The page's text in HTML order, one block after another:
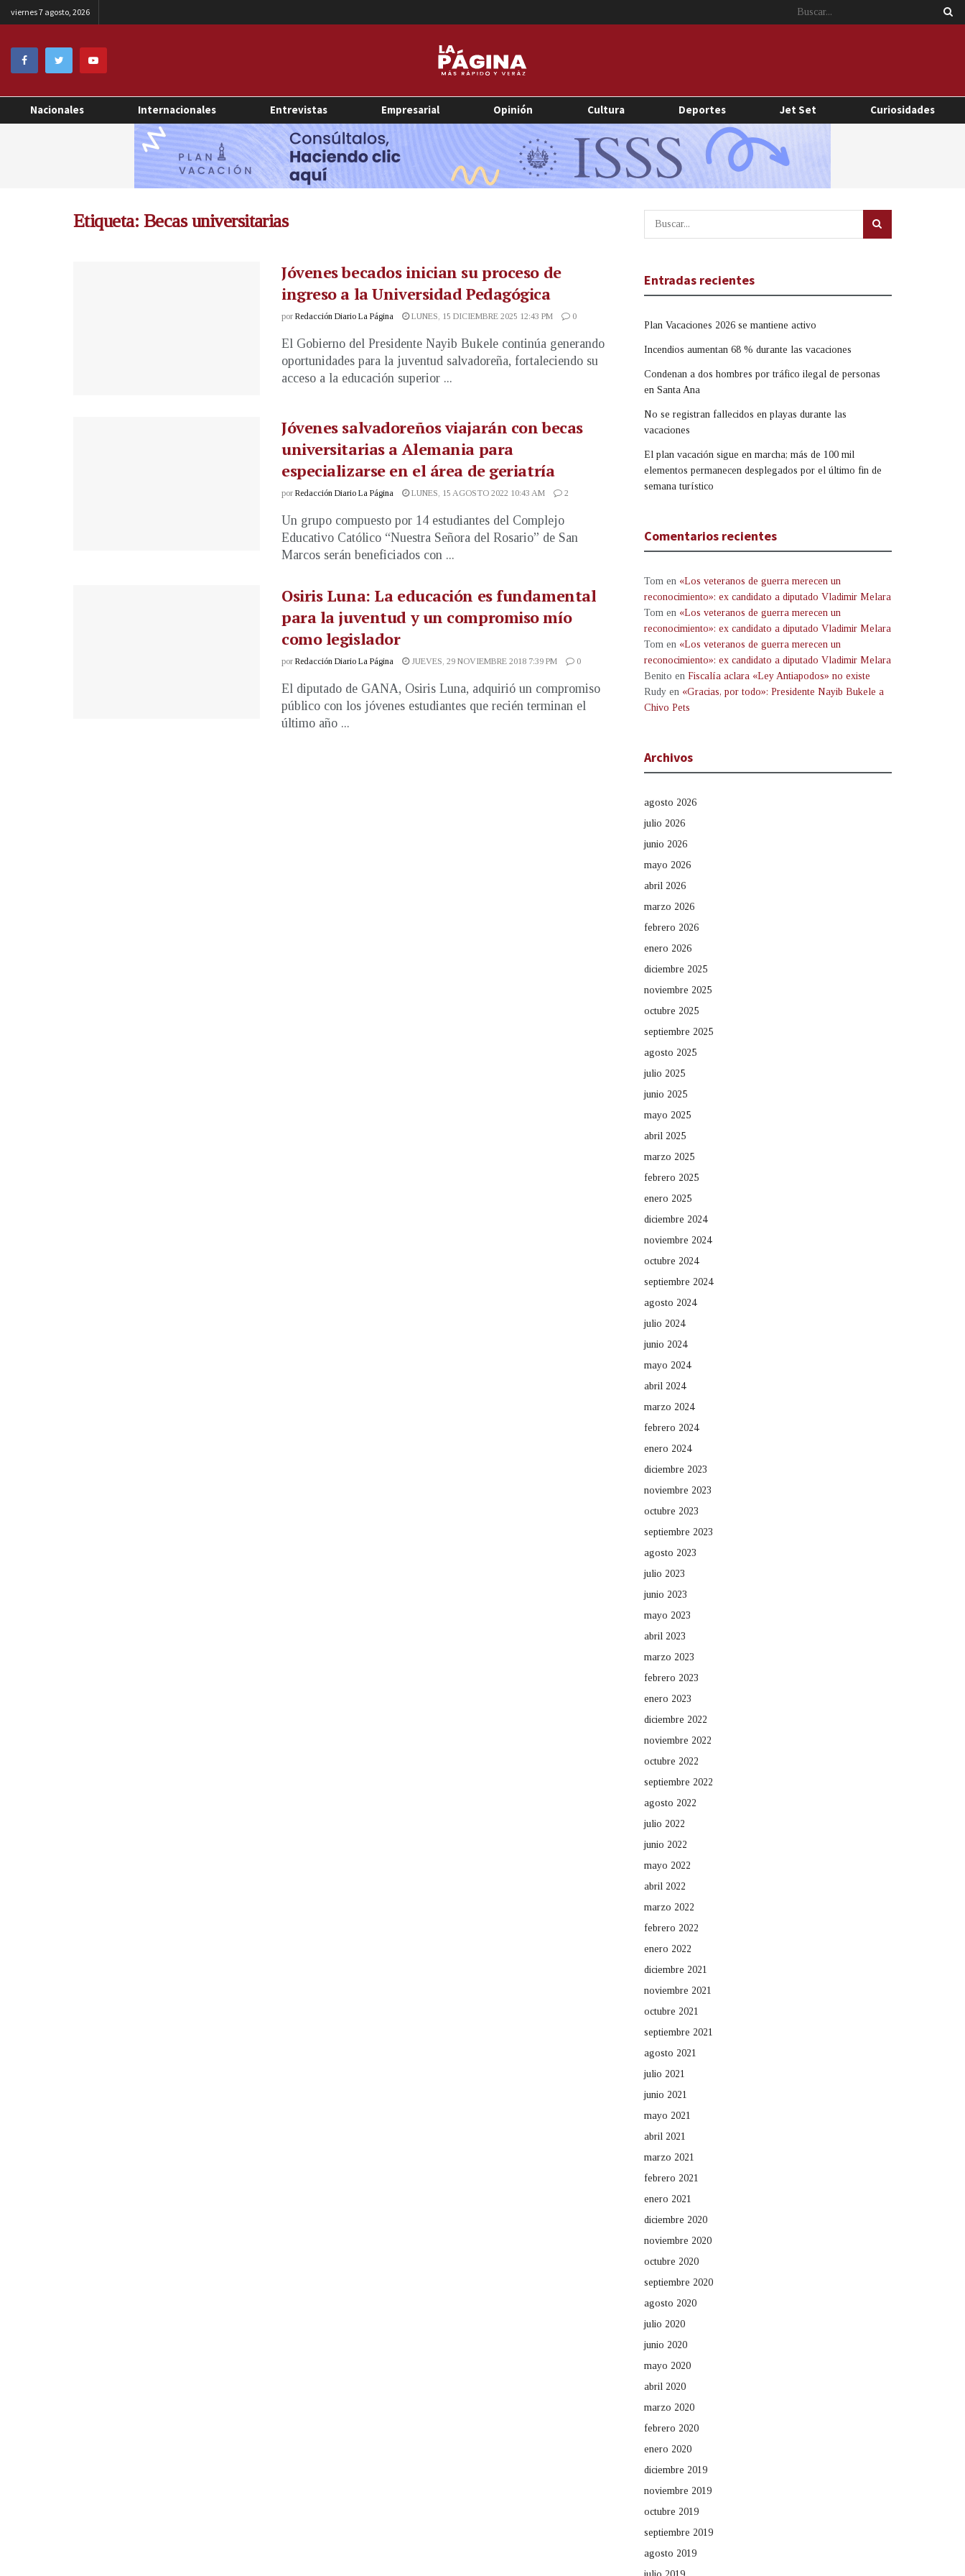
viernes 7 agosto, 2026
Nacionales Internacionales Entrevistas Empresarial Opinión Cultura Deportes Jet Set Curiosidades
Etiqueta: Becas universitarias
Jóvenes becados inician su proceso de
ingreso a la Universidad Pedagógica
por Redacción Diario La Página LUNES, 15 DICIEMBRE 2025 12:43 PM 0
El Gobierno del Presidente Nayib Bukele continúa generando
oportunidades para la juventud salvadoreña, fortaleciendo su
acceso a la educación superior ...
Jóvenes salvadoreños viajarán con becas
universitarias a Alemania para
especializarse en el área de geriatría
por Redacción Diario La Página LUNES, 15 AGOSTO 2022 10:43 AM 2
Un grupo compuesto por 14 estudiantes del Complejo
Educativo Católico “Nuestra Señora del Rosario” de San
Marcos serán beneficiados con ...
Osiris Luna: La educación es fundamental
para la juventud y un compromiso mío
como legislador
por Redacción Diario La Página JUEVES, 29 NOVIEMBRE 2018 7:39 PM 0
El diputado de GANA, Osiris Luna, adquirió un compromiso
público con los jóvenes estudiantes que recién terminan el
último año ...
Entradas recientes
Plan Vacaciones 2026 se mantiene activo
Incendios aumentan 68 % durante las vacaciones
Condenan a dos hombres por tráfico ilegal de personas
en Santa Ana
No se registran fallecidos en playas durante las
vacaciones
El plan vacación sigue en marcha; más de 100 mil
elementos permanecen desplegados por el último fin de
semana turístico
Comentarios recientes
Tom en «Los veteranos de guerra merecen un
reconocimiento»: ex candidato a diputado Vladimir Melara
Tom en «Los veteranos de guerra merecen un
reconocimiento»: ex candidato a diputado Vladimir Melara
Tom en «Los veteranos de guerra merecen un
reconocimiento»: ex candidato a diputado Vladimir Melara
Benito en Fiscalía aclara «Ley Antiapodos» no existe
Rudy en «Gracias, por todo»: Presidente Nayib Bukele a
Chivo Pets
Archivos
agosto 2026
julio 2026
junio 2026
mayo 2026
abril 2026
marzo 2026
febrero 2026
enero 2026
diciembre 2025
noviembre 2025
octubre 2025
septiembre 2025
agosto 2025
julio 2025
junio 2025
mayo 2025
abril 2025
marzo 2025
febrero 2025
enero 2025
diciembre 2024
noviembre 2024
octubre 2024
septiembre 2024
agosto 2024
julio 2024
junio 2024
mayo 2024
abril 2024
marzo 2024
febrero 2024
enero 2024
diciembre 2023
noviembre 2023
octubre 2023
septiembre 2023
agosto 2023
julio 2023
junio 2023
mayo 2023
abril 2023
marzo 2023
febrero 2023
enero 2023
diciembre 2022
noviembre 2022
octubre 2022
septiembre 2022
agosto 2022
julio 2022
junio 2022
mayo 2022
abril 2022
marzo 2022
febrero 2022
enero 2022
diciembre 2021
noviembre 2021
octubre 2021
septiembre 2021
agosto 2021
julio 2021
junio 2021
mayo 2021
abril 2021
marzo 2021
febrero 2021
enero 2021
diciembre 2020
noviembre 2020
octubre 2020
septiembre 2020
agosto 2020
julio 2020
junio 2020
mayo 2020
abril 2020
marzo 2020
febrero 2020
enero 2020
diciembre 2019
noviembre 2019
octubre 2019
septiembre 2019
agosto 2019